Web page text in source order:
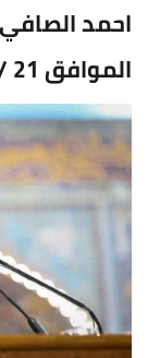
الموافق 21 /2 /2020 م :